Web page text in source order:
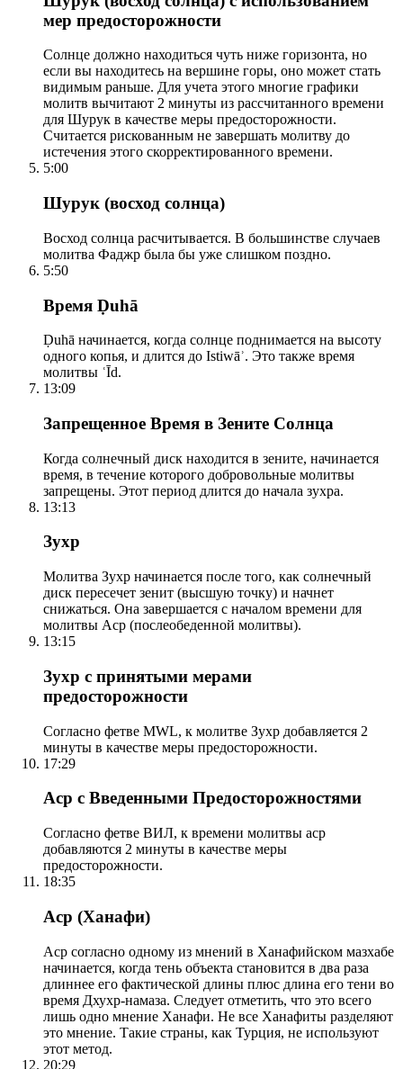
мер предосторожности
Солнце должно находиться чуть ниже горизонта, но
если вы находитесь на вершине горы, оно может стать
видимым раньше. Для учета этого многие графики
молитв вычитают 2 минуты из рассчитанного времени
для Шурук в качестве меры предосторожности.
Считается рискованным не завершать молитву до
истечения этого скорректированного времени.
5:00
Шурук (восход солнца)
Восход солнца расчитывается. В большинстве случаев
молитва Фаджр была бы уже слишком поздно.
5:50
Время Ḍuhā
Ḍuhā начинается, когда солнце поднимается на высоту
одного копья, и длится до Istiwāʾ. Это также время
молитвы ʿĪd.
13:09
Запрещенное Время в Зените Солнца
Когда солнечный диск находится в зените, начинается
время, в течение которого добровольные молитвы
запрещены. Этот период длится до начала зухра.
13:13
Зухр
Молитва Зухр начинается после того, как солнечный
диск пересечет зенит (высшую точку) и начнет
снижаться. Она завершается с началом времени для
молитвы Аср (послеобеденной молитвы).
13:15
Зухр с принятыми мерами
предосторожности
Согласно фетве MWL, к молитве Зухр добавляется 2
минуты в качестве меры предосторожности.
17:29
Аср с Введенными Предосторожностями
Согласно фетве ВИЛ, к времени молитвы аср
добавляются 2 минуты в качестве меры
предосторожности.
18:35
Аср (Ханафи)
Аср согласно одному из мнений в Ханафийском мазхабе
начинается, когда тень объекта становится в два раза
длиннее его фактической длины плюс длина его тени во
время Дхухр-намаза. Следует отметить, что это всего
лишь одно мнение Ханафи. Не все Ханафиты разделяют
это мнение. Такие страны, как Турция, не используют
этот метод.
20:29